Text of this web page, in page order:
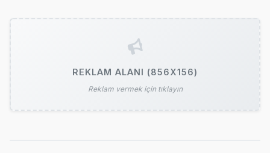
REKLAM ALANI (856X156)
Reklam vermek için tıklayın